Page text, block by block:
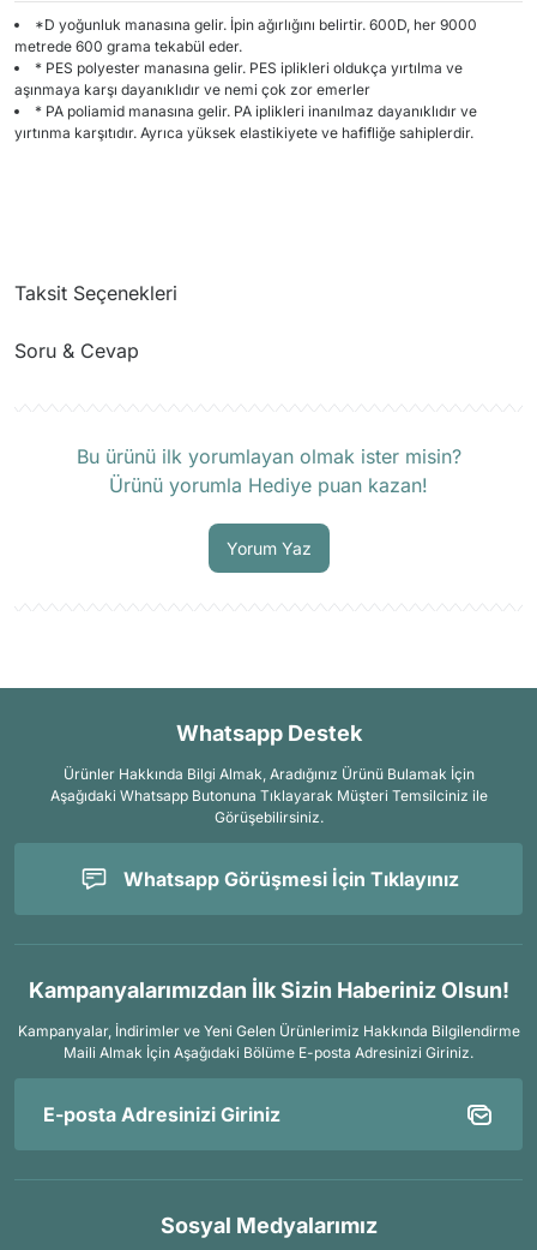
*D yoğunluk manasına gelir. İpin ağırlığını belirtir. 600D, her 9000
metrede 600 grama tekabül eder.
* PES polyester manasına gelir. PES iplikleri oldukça yırtılma ve
aşınmaya karşı dayanıklıdır ve nemi çok zor emerler
* PA poliamid manasına gelir. PA iplikleri inanılmaz dayanıklıdır ve
yırtınma karşıtıdır. Ayrıca yüksek elastikiyete ve hafifliğe sahiplerdir.
Taksit Seçenekleri
Soru & Cevap
Bu ürünü ilk yorumlayan olmak ister misin?
Ürünü yorumla Hediye puan kazan!
Yorum Yaz
Whatsapp Destek
Ürünler Hakkında Bilgi Almak, Aradığınız Ürünü Bulamak İçin
Aşağıdaki Whatsapp Butonuna Tıklayarak Müşteri Temsilciniz ile
Görüşebilirsiniz.
Whatsapp Görüşmesi İçin Tıklayınız
Kampanyalarımızdan İlk Sizin Haberiniz Olsun!
Kampanyalar, İndirimler ve Yeni Gelen Ürünlerimiz Hakkında Bilgilendirme
Maili Almak İçin Aşağıdaki Bölüme E-posta Adresinizi Giriniz.
Sosyal Medyalarımız